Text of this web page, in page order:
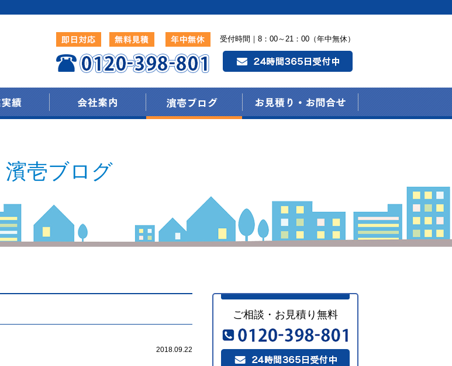
受付時間｜8：00～21：00（年中無休）
濱壱ブログ
2018.09.22
ご相談・お見積り無料